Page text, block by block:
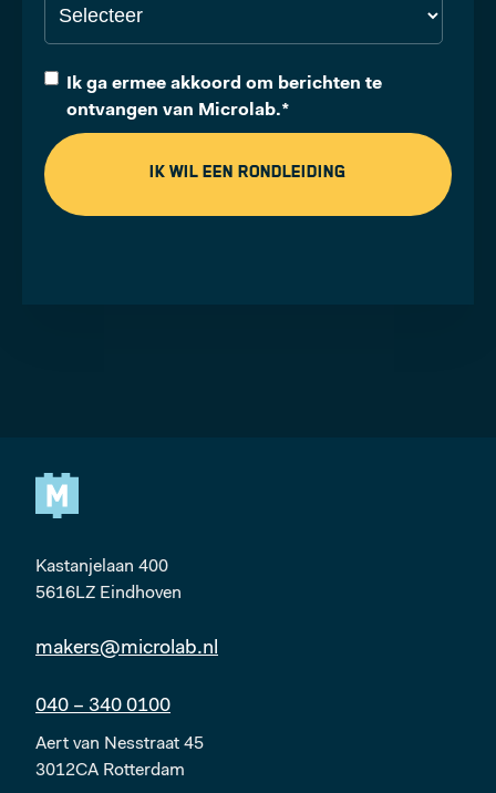
Ik ga ermee akkoord om berichten te
ontvangen van Microlab.*
Kastanjelaan 400
5616LZ Eindhoven
makers@microlab.nl
040 – 340 0100
Aert van Nesstraat 45
3012CA Rotterdam